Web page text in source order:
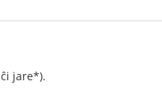
jare*).